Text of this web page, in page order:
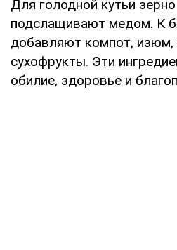
Для голодной кутьи
подслащивают медом. К
добавляют компот, изюм,
сухофрукты. Эти
обилие, здоровье и